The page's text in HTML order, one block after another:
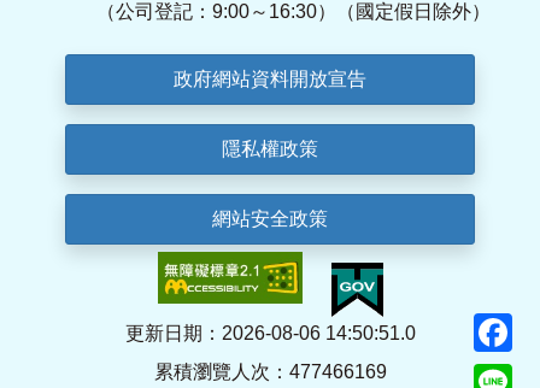
（公司登記：9:00～16:30）（國定假日除外）
政府網站資料開放宣告
隱私權政策
網站安全政策
更新日期：2026-08-06 14:50:51.0
累積瀏覽人次：477466169